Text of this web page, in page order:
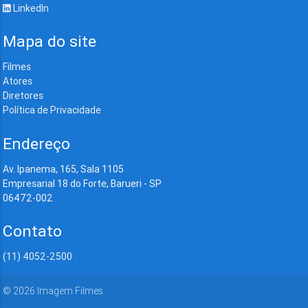
LinkedIn
Mapa do site
Filmes
Atores
Diretores
Política de Privacidade
Endereço
Av. Ipanema, 165, Sala 1105
Empresarial 18 do Forte, Barueri - SP
06472-002
Contato
(11) 4052-2500
© 2026 Imagem Filmes